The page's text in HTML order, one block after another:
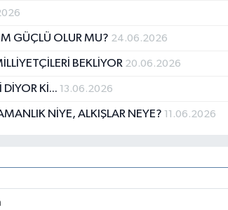
GÜÇLÜ OLUR MU? 24.06.2026
BEKLİYOR 20.06.2026
DİYOR Kİ... 13.06.2026
NİYE, ALKIŞLAR NEYE? 11.06.2026